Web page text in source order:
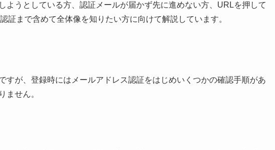
ようとしている方、認証メールが届かず先に進めない方、URLを押して
証まで含めて全体像を知りたい方に向けて解説しています。
すが、登録時にはメールアドレス認証をはじめいくつかの確認手順があ
ません。